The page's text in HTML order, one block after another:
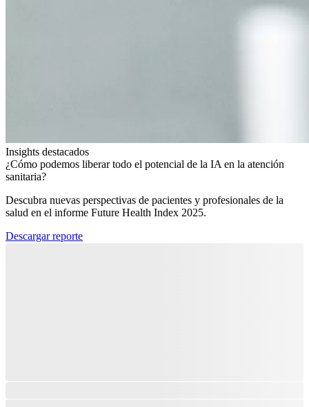
Insights destacados
¿Cómo podemos liberar todo el potencial de la IA en la atención
sanitaria?​
Descubra nuevas perspectivas de pacientes y profesionales de la
salud en el informe Future Health Index 2025.​
Descargar reporte